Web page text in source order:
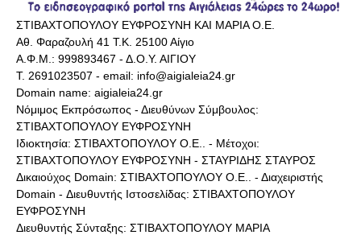
ΣΤΙΒΑΧΤΟΠΟΥΛΟΥ ΕΥΦΡΟΣΥΝΗ ΚΑΙ ΜΑΡΙΑ Ο.Ε.
Αθ. Φαραζουλή 41 Τ.Κ. 25100 Αίγιο
Α.Φ.Μ.: 999893467 - Δ.Ο.Υ. ΑΙΓΙΟΥ
Τ. 2691023507 - email: info@aigialeia24.gr
Domain name: aigialeia24.gr
Νόμιμος Εκπρόσωπος - Διευθύνων Σύμβουλος:
ΣΤΙΒΑΧΤΟΠΟΥΛΟΥ ΕΥΦΡΟΣΥΝΗ
Ιδιοκτησία: ΣΤΙΒΑΧΤΟΠΟΥΛΟΥ Ο.Ε.. - Μέτοχοι:
ΣΤΙΒΑΧΤΟΠΟΥΛΟΥ ΕΥΦΡΟΣΥΝΗ - ΣΤΑΥΡΙΔΗΣ ΣΤΑΥΡΟΣ
Δικαιούχος Domain: ΣΤΙΒΑΧΤΟΠΟΥΛΟΥ Ο.Ε.. - Διαχειριστής
Domain - Διευθυντής Ιστοσελίδας: ΣΤΙΒΑΧΤΟΠΟΥΛΟΥ
ΕΥΦΡΟΣΥΝΗ
Διευθυντής Σύνταξης: ΣΤΙΒΑΧΤΟΠΟΥΛΟΥ ΜΑΡΙΑ